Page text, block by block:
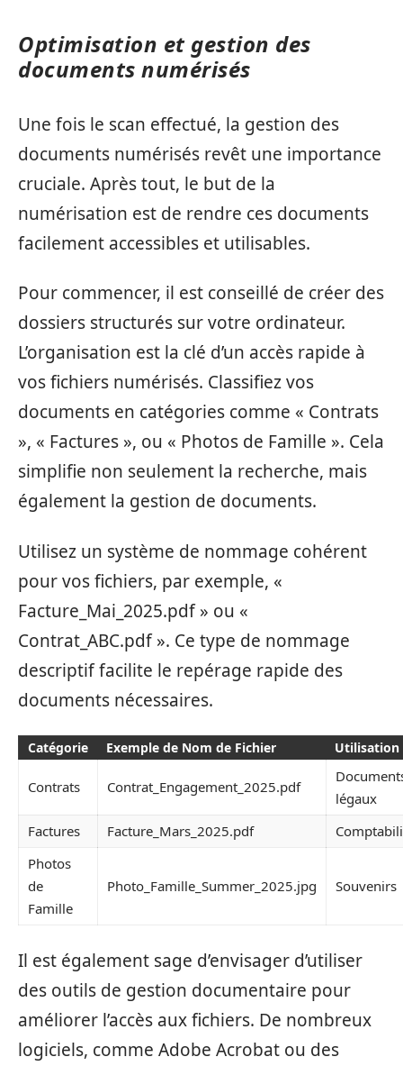
Optimisation et gestion des
documents numérisés
Une fois le scan effectué, la gestion des
documents numérisés revêt une importance
cruciale. Après tout, le but de la
numérisation est de rendre ces documents
facilement accessibles et utilisables.
Pour commencer, il est conseillé de créer des
dossiers structurés sur votre ordinateur.
L’organisation est la clé d’un accès rapide à
vos fichiers numérisés. Classifiez vos
documents en catégories comme « Contrats
», « Factures », ou « Photos de Famille ». Cela
simplifie non seulement la recherche, mais
également la gestion de documents.
Utilisez un système de nommage cohérent
pour vos fichiers, par exemple, «
Facture_Mai_2025.pdf » ou «
Contrat_ABC.pdf ». Ce type de nommage
descriptif facilite le repérage rapide des
documents nécessaires.
Catégorie Exemple de Nom de Fichier Utilisation
Contrats Contrat_Engagement_2025.pdf
légaux
Factures
Facture_Mars_2025.pdf
Photos
de
Famille
Photo_Famille_Summer_2025.jpg Souvenirs
Il est également sage d’envisager d’utiliser
des outils de gestion documentaire pour
améliorer l’accès aux fichiers. De nombreux
logiciels, comme Adobe Acrobat ou des